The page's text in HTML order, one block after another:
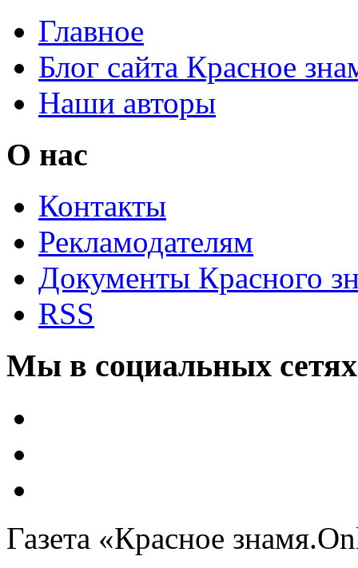
Главное
Блог сайта Красное
Наши авторы
О нас
Контакты
Рекламодателям
Документы Красного
RSS
Мы в социальных сетях
Газета «Красное